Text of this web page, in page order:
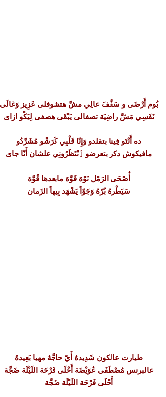
بُوم أَرْضَى و سَقَّفَ عالِي مشَّ هتشوفلى عَزِيز وَغالَى
نَفَسِي مَشَّ راضِيَة تصفالى يَبْقَى هصفى لِيَكْو ازاى
ده أَنْتَو فِينا بتقلدو وَإِنّا قَلْبِي كَرَشْو مُشَرَّدُو
مافيكوش دكر بتعرضو ٱِنْتَظَرُونِي علشان أَنّا جاى
أُصْحَى الرَمْل نَوْهَ قَوَّهَ مابعدها قُوَّة
سَيَطْرهُ بُرّهُ وَجَوّاً يَشْهَد بِيهاً الزَمان
طيارت عالكون شَدِيدهُ أَيّ حاجَّهُ مهيا بَعِيدهُ
عالبرنس مُصْطَفَى عُوَيْضَة أَحْلَى فَرْحَة اللَيْلَة ضَجَّة
أَحْلَى فَرْحَة اللَيْلَة ضَجَّة